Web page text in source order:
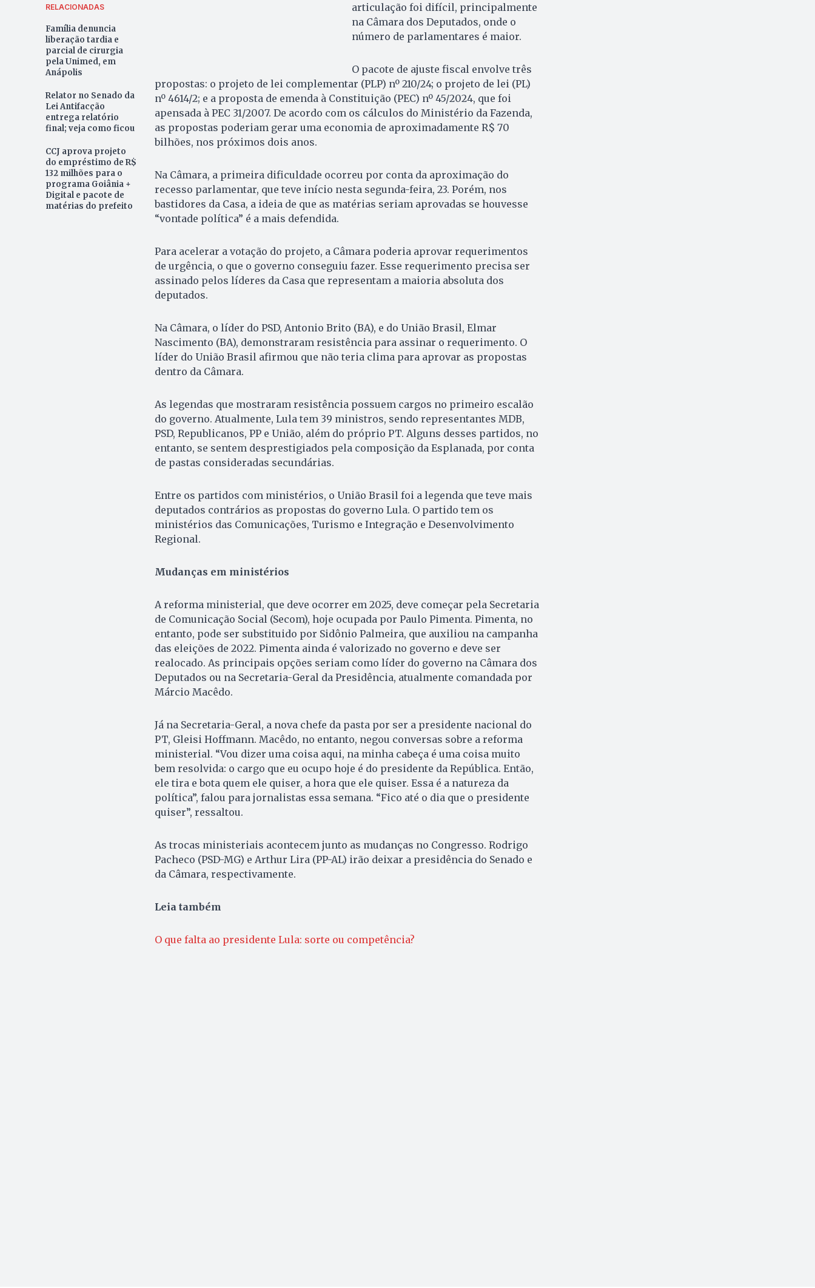
RELACIONADAS
Família denuncia
liberação tardia e
parcial de cirurgia
pela Unimed, em
Anápolis
Relator no Senado da
Lei Antifacção
entrega relatório
final; veja como ficou
CCJ aprova projeto
do empréstimo de R$
132 milhões para o
programa Goiânia +
Digital e pacote de
matérias do prefeito
articulação foi difícil, principalmente
na Câmara dos Deputados, onde o
número de parlamentares é maior.
O pacote de ajuste fiscal envolve três
propostas: o projeto de lei complementar (PLP) nº 210/24; o projeto de lei (PL)
nº 4614/2; e a proposta de emenda à Constituição (PEC) nº 45/2024, que foi
apensada à PEC 31/2007. De acordo com os cálculos do Ministério da Fazenda,
as propostas poderiam gerar uma economia de aproximadamente R$ 70
bilhões, nos próximos dois anos.
Na Câmara, a primeira dificuldade ocorreu por conta da aproximação do
recesso parlamentar, que teve início nesta segunda-feira, 23. Porém, nos
bastidores da Casa, a ideia de que as matérias seriam aprovadas se houvesse
“vontade política” é a mais defendida.
Para acelerar a votação do projeto, a Câmara poderia aprovar requerimentos
de urgência, o que o governo conseguiu fazer. Esse requerimento precisa ser
assinado pelos líderes da Casa que representam a maioria absoluta dos
deputados.
Na Câmara, o líder do PSD, Antonio Brito (BA), e do União Brasil, Elmar
Nascimento (BA), demonstraram resistência para assinar o requerimento. O
líder do União Brasil afirmou que não teria clima para aprovar as propostas
dentro da Câmara.
As legendas que mostraram resistência possuem cargos no primeiro escalão
do governo. Atualmente, Lula tem 39 ministros, sendo representantes MDB,
PSD, Republicanos, PP e União, além do próprio PT. Alguns desses partidos, no
entanto, se sentem desprestigiados pela composição da Esplanada, por conta
de pastas consideradas secundárias.
Entre os partidos com ministérios, o União Brasil foi a legenda que teve mais
deputados contrários as propostas do governo Lula. O partido tem os
ministérios das Comunicações, Turismo e Integração e Desenvolvimento
Regional.
Mudanças em ministérios
A reforma ministerial, que deve ocorrer em 2025, deve começar pela Secretaria
de Comunicação Social (Secom), hoje ocupada por Paulo Pimenta. Pimenta, no
entanto, pode ser substituido por Sidônio Palmeira, que auxiliou na campanha
das eleições de 2022. Pimenta ainda é valorizado no governo e deve ser
realocado. As principais opções seriam como líder do governo na Câmara dos
Deputados ou na Secretaria-Geral da Presidência, atualmente comandada por
Márcio Macêdo.
Já na Secretaria-Geral, a nova chefe da pasta por ser a presidente nacional do
PT, Gleisi Hoffmann. Macêdo, no entanto, negou conversas sobre a reforma
ministerial. “Vou dizer uma coisa aqui, na minha cabeça é uma coisa muito
bem resolvida: o cargo que eu ocupo hoje é do presidente da República. Então,
ele tira e bota quem ele quiser, a hora que ele quiser. Essa é a natureza da
política”, falou para jornalistas essa semana. “Fico até o dia que o presidente
quiser”, ressaltou.
As trocas ministeriais acontecem junto as mudanças no Congresso. Rodrigo
Pacheco (PSD-MG) e Arthur Lira (PP-AL) irão deixar a presidência do Senado e
da Câmara, respectivamente.
Leia também
O que falta ao presidente Lula: sorte ou competência?